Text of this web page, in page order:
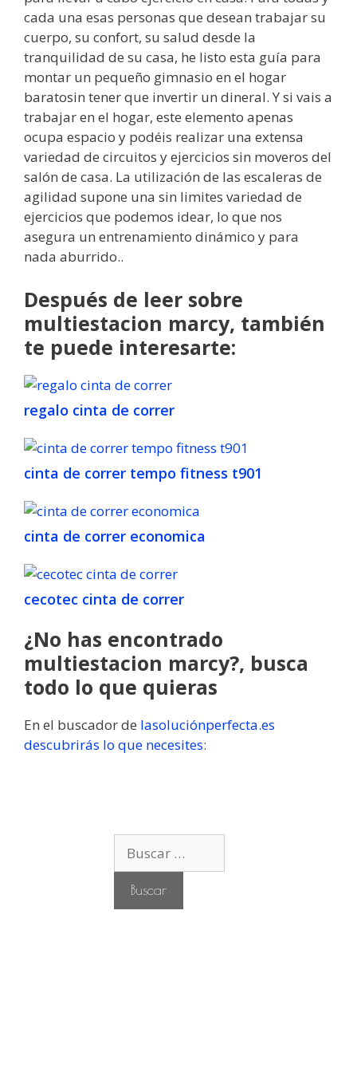
cada una esas personas que desean trabajar su
cuerpo, su confort, su salud desde la
tranquilidad de su casa, he listo esta guía para
montar un pequeño gimnasio en el hogar
baratosin tener que invertir un dineral. Y si vais a
trabajar en el hogar, este elemento apenas
ocupa espacio y podéis realizar una extensa
variedad de circuitos y ejercicios sin moveros del
salón de casa. La utilización de las escaleras de
agilidad supone una sin limites variedad de
ejercicios que podemos idear, lo que nos
asegura un entrenamiento dinámico y para
nada aburrido..
Después de leer sobre
multiestacion marcy, también
te puede interesarte:
regalo cinta de correr
cinta de correr tempo fitness t901
cinta de correr economica
cecotec cinta de correr
¿No has encontrado
multiestacion marcy?, busca
todo lo que quieras
En el buscador de lasoluciónperfecta.es
descubrirás lo que necesites: